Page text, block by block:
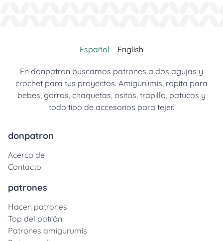
Español English
En donpatron buscamos patrones a dos agujas y
crochet para tus proyectos. Amigurumis, ropita para
bebes, gorros, chaquetas, ositos, trapillo, patucos y
todo tipo de accesorios para tejer.
donpatron
Acerca de
Contacto
patrones
Hacen patrones
Top del patrón
Patrones amigurumis